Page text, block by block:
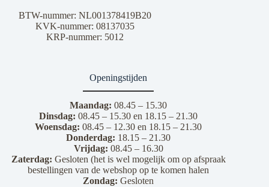
BTW-nummer: NL001378419B20
KVK-nummer: 08137035
KRP-nummer: 5012
Openingstijden
Maandag:08.45 – 15.30
Dinsdag: 08.45 – 15.30 en 18.15 – 21.30
Woensdag: 08.45 – 12.30 en 18.15 – 21.30
Donderdag: 18.15 – 21.30
Vrijdag: 08.45 – 16.30
Zaterdag: Gesloten (het is wel mogelijk om op afspraak
bestellingen van de webshop op te komen halen
Zondag: Gesloten